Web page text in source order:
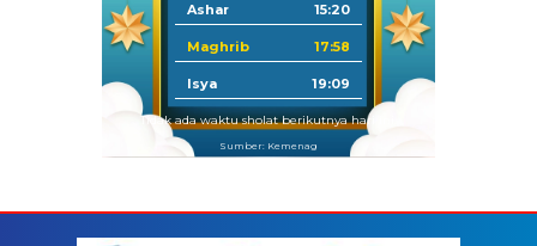
Ashar 15:20
Maghrib 17:58
Isya 19:09
Tidak ada waktu sholat berikutnya hari ini.
Sumber: Kemenag